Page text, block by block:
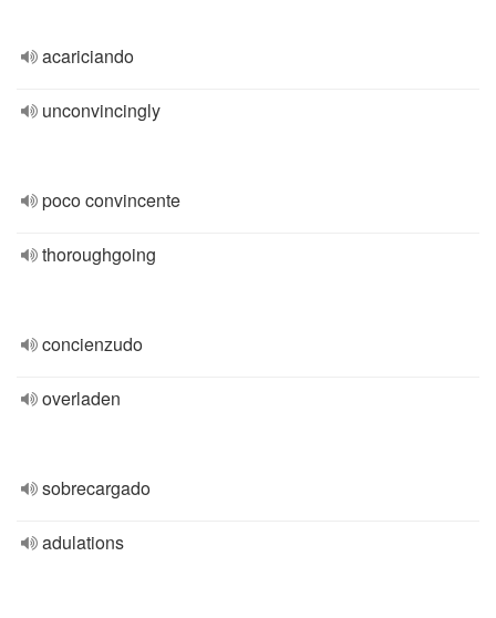
acariciando
unconvincingly
poco convincente
thoroughgoing
concienzudo
overladen
sobrecargado
adulations